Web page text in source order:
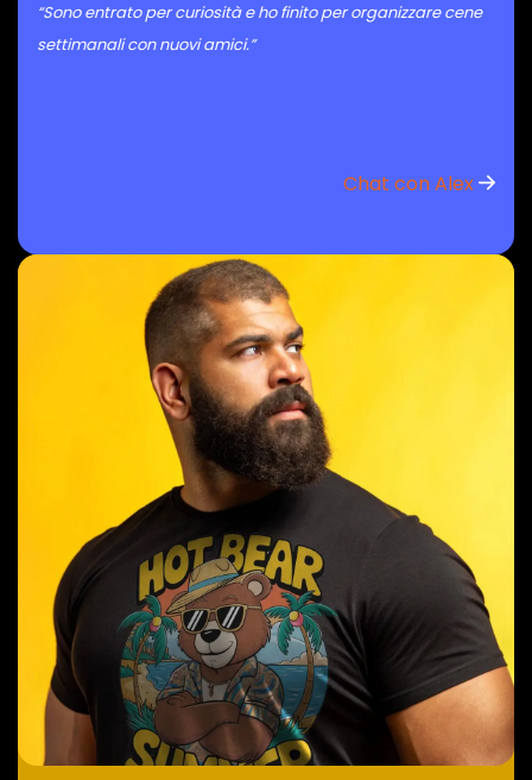
“Sono entrato per curiosità e ho finito per organizzare cene
settimanali con nuovi amici.”
Chat con Alex